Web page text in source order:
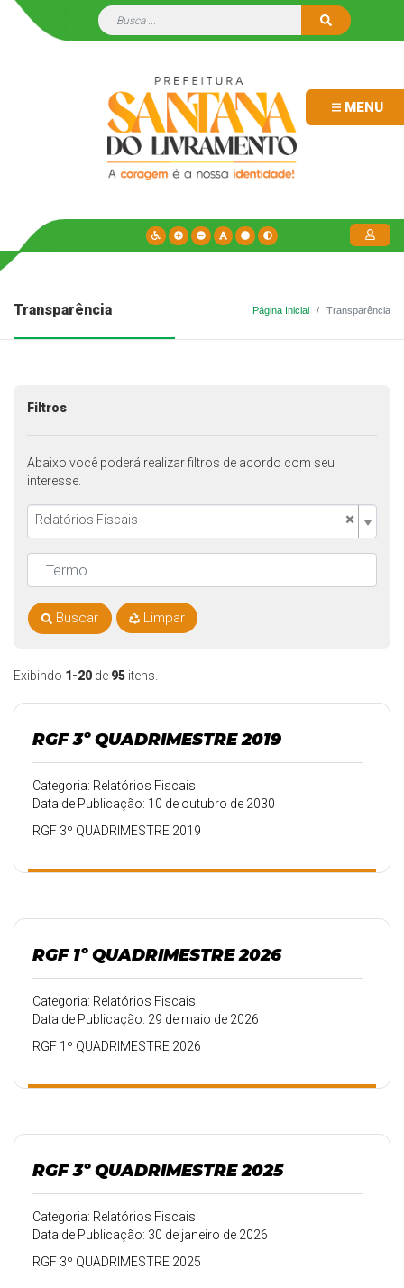
MENU
Transparência Página Inicial Transparência
Exibindo 1-20 de 95 itens.
RGF 3º QUADRIMESTRE 2019
Categoria: Relatórios Fiscais
Data de Publicação: 10 de outubro de 2030
RGF 3º QUADRIMESTRE 2019
RGF 1º QUADRIMESTRE 2026
Categoria: Relatórios Fiscais
Data de Publicação: 29 de maio de 2026
RGF 1º QUADRIMESTRE 2026
RGF 3º QUADRIMESTRE 2025
Categoria: Relatórios Fiscais
Data de Publicação: 30 de janeiro de 2026
RGF 3º QUADRIMESTRE 2025
Filtros
Abaixo você poderá realizar filtros de acordo com seu
interesse.
×
Relatórios Fiscais
Buscar Limpar